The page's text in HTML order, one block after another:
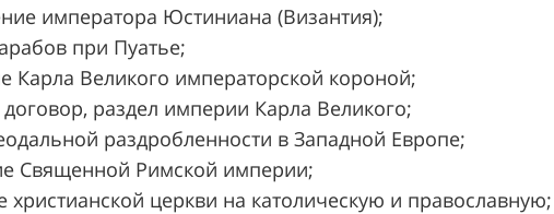
императора Юстиниана (Византия);
при Пуатье;
Карла Великого императорской короной;
раздел империи Карла Великого;
раздробленности в Западной Европе;
Священной Римской империи;
христианской церкви на католическую и православную;